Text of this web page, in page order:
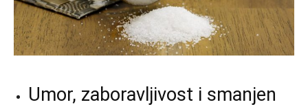
Umor, zaboravljivost i smanjen